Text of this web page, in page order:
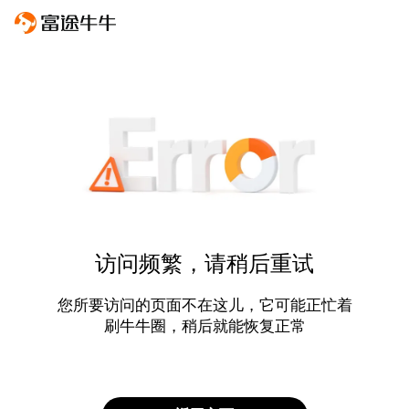
访问频繁，请稍后重试
您所要访问的页面不在这儿，它可能正忙着
刷牛牛圈，稍后就能恢复正常